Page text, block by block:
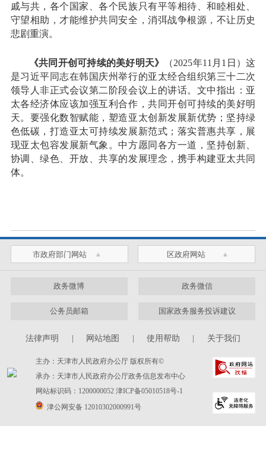
戚与共，各个国家、各个民族只有平等相待、和睦相处、
守望相助，才能维护共同安全，消弭战争根源，不让历史
悲剧重演。
《共同开创可持续的美好明天》
（2025年11月1日）这
是习近平同志在韩国庆州举行的亚太经合组织第三十二次
领导人非正式会议第二阶段会议上的讲话。文中指出：亚
太各经济体应该加强互利合作，共同开创可持续的美好明
天。要强化数智赋能，塑造亚太创新发展新优势；坚持绿
色低碳，打造亚太可持续发展新范式；落实普惠共享，展
现亚太包容发展新气象。中方愿同各方一道，坚持创新、
协调、绿色、开放、共享的发展理念，携手构建亚太共同
体。
市政府部门网站 区政府网站
政务微博 政务微信
公务员邮箱 国家政务服务投诉建议
法律声明 | 网站地图 | 使用帮助 | 关于我们
主办：天津市人民政府办公厅 版权所有©
承办：天津市人民政府办公厅政务信息发布中心
网站标识码：1200000052 津ICP备05010518号-1
津公网安备 12010302000991号